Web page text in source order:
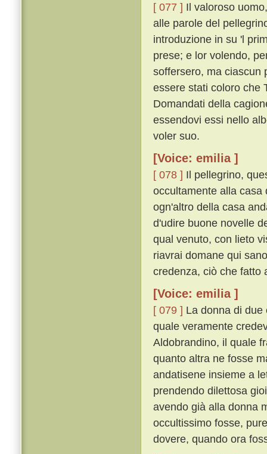
[ 077 ] Il valoroso
alle parole del
introduzione in su 'l
prese; e lor volendo,
soffersero, ma ciascun
essere stati coloro che
Domandati della
essendovi essi nello
voler suo.
[Voice: emilia ]
[ 078 ] Il pellegrino,
occultamente alla casa
ogn'altro della casa
d'udire buone novelle
qual venuto, con lieto
riavrai domane qui
credenza, ciò che fatto
[Voice: emilia ]
[ 079 ] La donna di
quale veramente
Aldobrandino, il quale
quanto altra ne fosse
andatisene insieme a
prendendo dilettosa
avendo già alla donna
occultissimo fosse,
dovere, quando ora